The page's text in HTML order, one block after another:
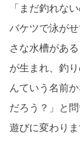
「まだ釣れな
バケツで泳が
さな水槽があ
が生まれ、釣
んていう名前
だろう？」と
遊びに変わり